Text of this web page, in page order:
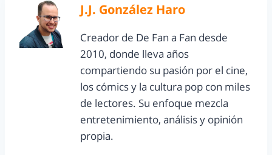
J.J. González Haro
Creador de De Fan a Fan desde
2010, donde lleva años
compartiendo su pasión por el cine,
los cómics y la cultura pop con miles
de lectores. Su enfoque mezcla
entretenimiento, análisis y opinión
propia.